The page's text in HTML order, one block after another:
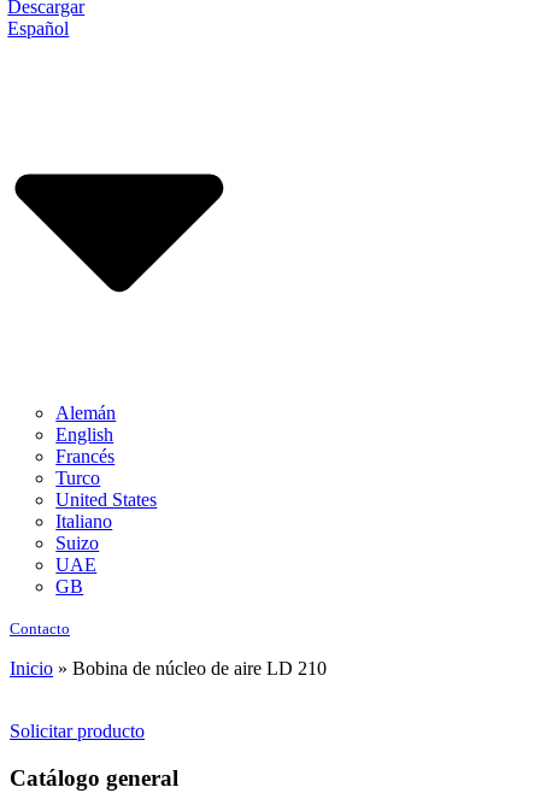
Descargar
Español
Alemán
English
Francés
Turco
United States
Italiano
Suizo
UAE
GB
Contacto
Inicio » Bobina de núcleo de aire LD 210
Solicitar producto
Catálogo general